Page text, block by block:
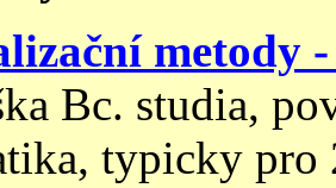
metody
Bc. studia,
typicky pro